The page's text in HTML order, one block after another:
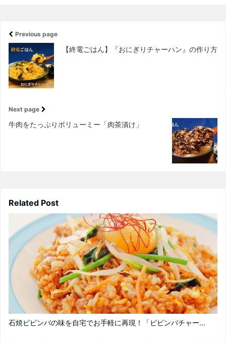
Previous page
【終電ごはん】『おにぎりチャーハン』の作り方
Next page
牛肉をたっぷりボリューミー「肉茶漬け」
Related Post
石焼ビビンバの味を自宅でお手軽に再現！「ビビンバチャー...